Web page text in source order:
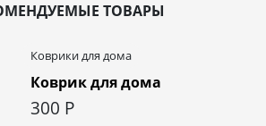
ТОВАРЫ
Коврики для дома
Коврик для дома
300 Р